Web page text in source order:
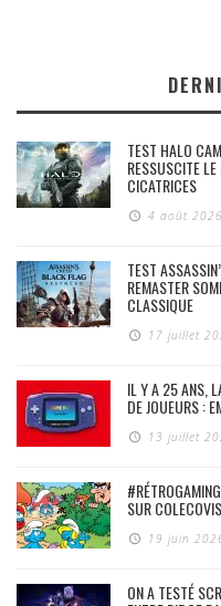
TEST HALO
RESSUSCITE
CICATRICES
4 août
TEST
REMASTER
CLASSIQUE
17 juillet
IL Y A 25 ANS,
DE JOUEURS :
13 juillet
SUR
19 juin
ON A TESTÉ